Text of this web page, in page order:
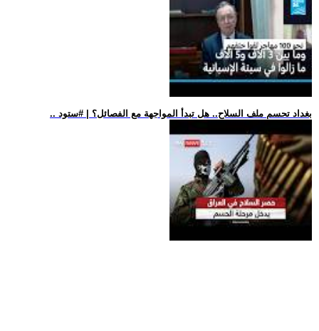
.. بغداد تحسم ملف السلاح.. هل تبدأ المواجهة مع الفصائل؟ | #ستود